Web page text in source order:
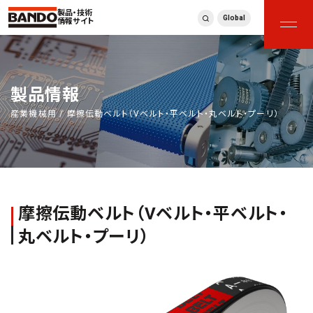
製品・技術
情報サイト
Global
製品情報
産業機械用 / 摩擦伝動ベルト（Vベルト・平ベルト・丸ベルト・プーリ）
摩擦伝動ベルト（Vベルト・平ベルト・
丸ベルト・プーリ）